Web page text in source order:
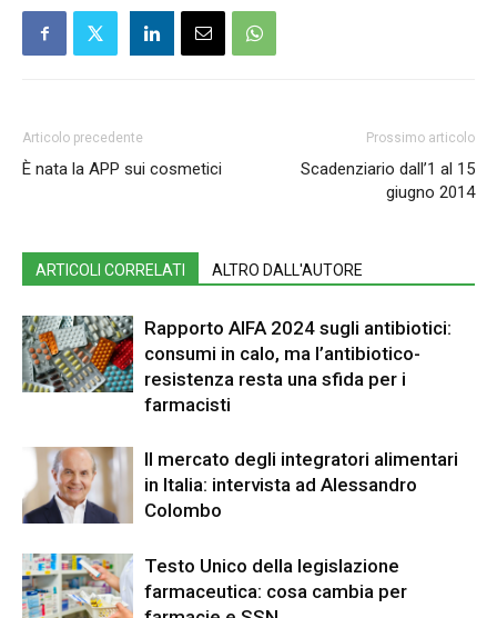
Articolo precedente
È nata la APP sui cosmetici
Prossimo articolo
Scadenziario dall’1 al 15
giugno 2014
ARTICOLI CORRELATI ALTRO DALL'AUTORE
Rapporto AIFA 2024 sugli antibiotici:
consumi in calo, ma l’antibiotico-
resistenza resta una sfida per i
farmacisti
Il mercato degli integratori alimentari
in Italia: intervista ad Alessandro
Colombo
Testo Unico della legislazione
farmaceutica: cosa cambia per